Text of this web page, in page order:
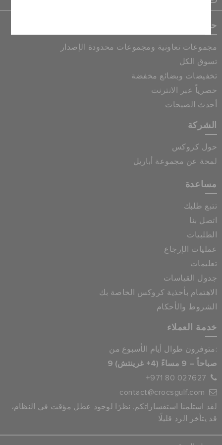
حصريات كروكس
مجموعات تعاونية ومجموعات محدودة الإصدار
تسوق الكل
تخفيضات وبضائع مخفضة
حصرياً عبر الانترنت
أحدث الصيحات
الشركة
حول كروكس
لمحة عن مجموعة أباريل
مساعدة
تتبع طلبك
اتصل بنا
الطلبيات
عمليات الإرجاع
تعليمات
جدول القياسات
الاهتمام بأحذية كروكس الخاصة بك
الشروط والأحكام
خدمة العملاء
متوفرون طوال أيام الأسبوع من:
9 صباحاً – 9 مساءً (4+ غرينتش)
+971 80 027627
contact@crocsgulf.com
لقد استلمنا استفساراتكم. نظرًا لوجود عطل مؤقت في النظام،
قد يتأخر الرد قليلًا